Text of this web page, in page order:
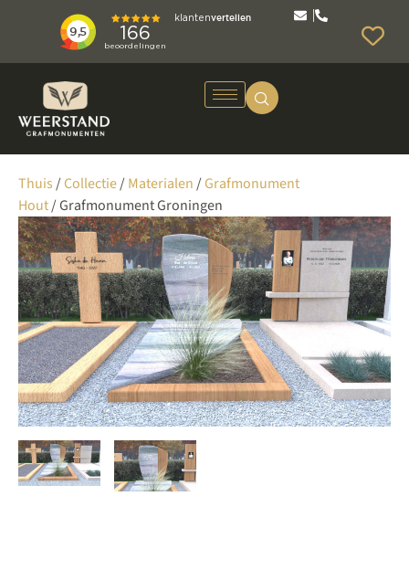
Thuis/Collectie/Materialen/Grafmonument
Hout/ Grafmonument Groningen